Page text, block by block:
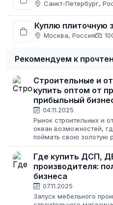
Санкт-Петербург,
Куплю плиточную
Москва, Россия
Рекомендуем к
Строительные и
купить оптом от
прибыльный
04.11.2025
Рынок строительных и
океан возможностей,
поймать свою золотую
масштабы. Для
Где купить ДСП,
производителя:
бизнеса
07.11.2025
Запуск мебельного